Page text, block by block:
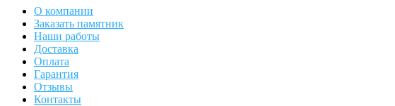
О компании
Заказать памятник
Наши работы
Доставка
Оплата
Гарантия
Отзывы
Контакты